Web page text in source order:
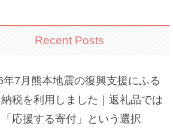
Recent Posts
年7月熊本地震の復興支援にふる
税を利用しました｜返礼品では
応援する寄付」という選択